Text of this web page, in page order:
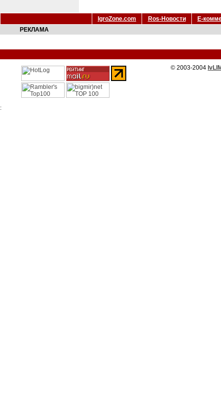
IgroZone.com Ros-Новости
Е-
РЕКЛАМА
© 2003-2004
: